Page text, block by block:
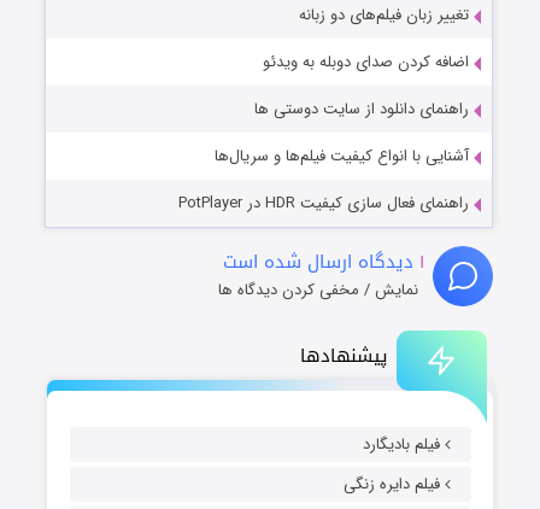
پیشنهادها
فیلم بادیگارد
فیلم دایره زنگی
تغییر زبان فیلم‌های دو زبانه
اضافه کردن صدای دوبله به ویدئو
راهنمای دانلود از سایت دوستی ها
آشنایی با انواع کیفیت فیلم‌ها و سریال‌ها
راهنمای فعال سازی کیفیت HDR در PotPlayer
۱ دیدگاه ارسال شده است
نمایش / مخفی کردن دیدگاه ها